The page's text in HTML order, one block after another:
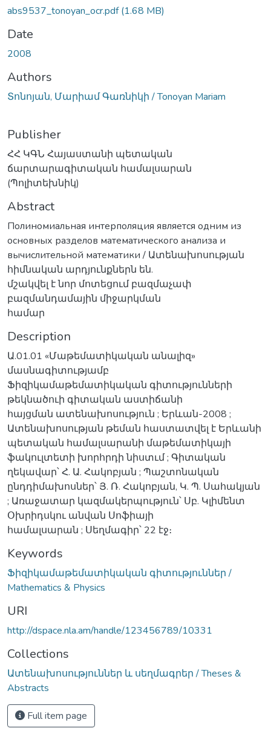
abs9537_tonoyan_ocr.pdf(1.68 MB)
Date
2008
Authors
Տոնոյան, Մարիամ Գառնիկի / Tonoyan Mariam
Publisher
ՀՀ ԿԳՆ Հայաստանի պետական
ճարտարագիտական համալսարան
(Պոլիտեխնիկ)
Abstract
Полиномиальная интерполяция является одним из
основных разделов математического анализа и
вычислительной математики / Ատենախոսության
հիմնական արդյունքներն են.
մշակվել է նոր մոտեցում բազմաչափ
բազմանդամային միջարկման
համար
Description
Ա.01.01 «Մաթեմատիկական անալիզ»
մասնագիտությամբ
Ֆիզիկամաթեմատիկական գիտությունների
թեկնածուի գիտական աստիճանի
հայցման ատենախոսություն ; Երևան-2008 ;
Ատենախոսության թեման հաստատվել է Երևանի
պետական համալսարանի մաթեմատիկայի
ֆակուլտետի խորհրդի նիստւմ ; Գիտական
ղեկավար՝ Հ. Ա. Հակոբյան ; Պաշտոնական
ընդդիմախոսներ՝ Յ. Ռ. Հակոբյան, Կ. Պ. Սահակյան
; Առաջատար կազմակերպություն՝ Սբ. Կլիմենտ
Օխրիդսկու անվան Սոֆիայի
համալսարան ; Սեղմագիր՝ 22 էջ։
Keywords
Ֆիզիկամաթեմատիկական գիտություններ /
Mathematics & Physics
URI
http://dspace.nla.am/handle/123456789/10331
Collections
Ատենախոսություններ և սեղմագրեր / Theses &
Abstracts
Full item page